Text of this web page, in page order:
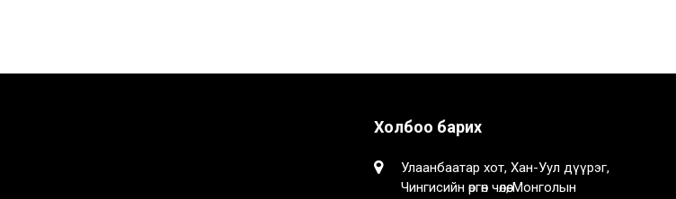
Холбоо барих
Улаанбаатар хот, Хан-Уул дүүрэг,
Чингисийн өргөн чөлөө, Монголын